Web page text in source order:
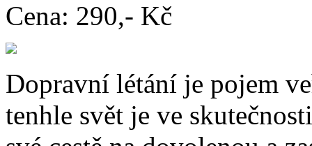
Cena: 290,- Kč
Dopravní létání je pojem
tenhle svět je ve